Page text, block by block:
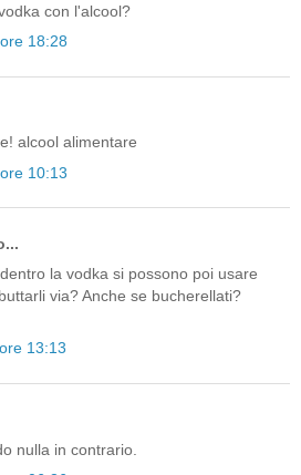
con l'alcool?
18:28
alcool alimentare
10:13
la vodka si possono poi usare
via? Anche se bucherellati?
13:13
nulla in contrario.